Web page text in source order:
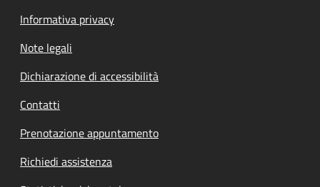
Informativa privacy
Note legali
Dichiarazione di accessibilità
Contatti
Prenotazione appuntamento
Richiedi assistenza